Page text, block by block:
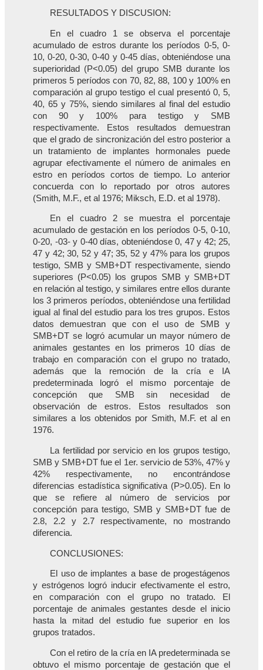
RESULTADOS Y DISCUSION:
En el cuadro 1 se observa el porcentaje
acumulado de estros durante los períodos 0-5, 0-
10, 0-20, 0-30, 0-40 y 0-45 días, obteniéndose una
superioridad (P<0.05) del grupo SMB durante los
primeros 5 períodos con 70, 82, 88, 100 y 100% en
comparación al grupo testigo el cual presentó 0, 5,
40, 65 y 75%, siendo similares al final del estudio
con 90 y 100% para testigo y SMB
respectivamente. Estos resultados demuestran
que el grado de sincronización del estro posterior a
un tratamiento de implantes hormonales puede
agrupar efectivamente el número de animales en
estro en períodos cortos de tiempo. Lo anterior
concuerda con lo reportado por otros autores
(Smith, M.F., et al 1976; Miksch, E.D. et al 1978).
En el cuadro 2 se muestra el porcentaje
acumulado de gestación en los períodos 0-5, 0-10,
0-20, -03- y 0-40 días, obteniéndose 0, 47 y 42; 25,
47 y 42; 30, 52 y 47; 35, 52 y 47% para los grupos
testigo, SMB y SMB+DT respectivamente, siendo
superiores (P<0.05) los grupos SMB y SMB+DT
en relación al testigo, y similares entre ellos durante
los 3 primeros períodos, obteniéndose una fertilidad
igual al final del estudio para los tres grupos. Estos
datos demuestran que con el uso de SMB y
SMB+DT se logró acumular un mayor número de
animales gestantes en los primeros 10 días de
trabajo en comparación con el grupo no tratado,
además que la remoción de la cría e IA
predeterminada logró el mismo porcentaje de
concepción que SMB sin necesidad de
observación de estros. Estos resultados son
similares a los obtenidos por Smith, M.F. et al en
1976.
La fertilidad por servicio en los grupos testigo,
SMB y SMB+DT fue el 1er. servicio de 53%, 47% y
42% respectivamente, no encontrándose
diferencias estadística significativa (P>0.05). En lo
que se refiere al número de servicios por
concepción para testigo, SMB y SMB+DT fue de
2.8, 2.2 y 2.7 respectivamente, no mostrando
diferencia.
CONCLUSIONES:
El uso de implantes a base de progestágenos
y estrógenos logró inducir efectivamente el estro,
en comparación con el grupo no tratado. El
porcentaje de animales gestantes desde el inicio
hasta la mitad del estudio fue superior en los
grupos tratados.
Con el retiro de la cría en IA predeterminada se
obtuvo el mismo porcentaje de gestación que el